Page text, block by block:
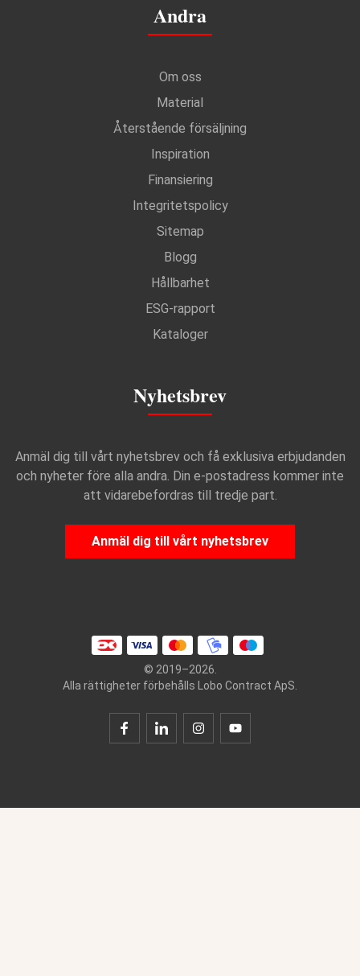
Andra
Om oss
Material
Återstående försäljning
Inspiration
Finansiering
Integritetspolicy
Sitemap
Blogg
Hållbarhet
ESG-rapport
Kataloger
Nyhetsbrev
Anmäl dig till vårt nyhetsbrev och få exklusiva erbjudanden
och nyheter före alla andra. Din e-postadress kommer inte
att vidarebefordras till tredje part.
Anmäl dig till vårt nyhetsbrev
© 2019–2026.
Alla rättigheter förbehålls Lobo Contract ApS.